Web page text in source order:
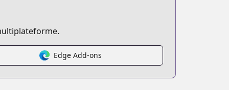
Edge Add-ons